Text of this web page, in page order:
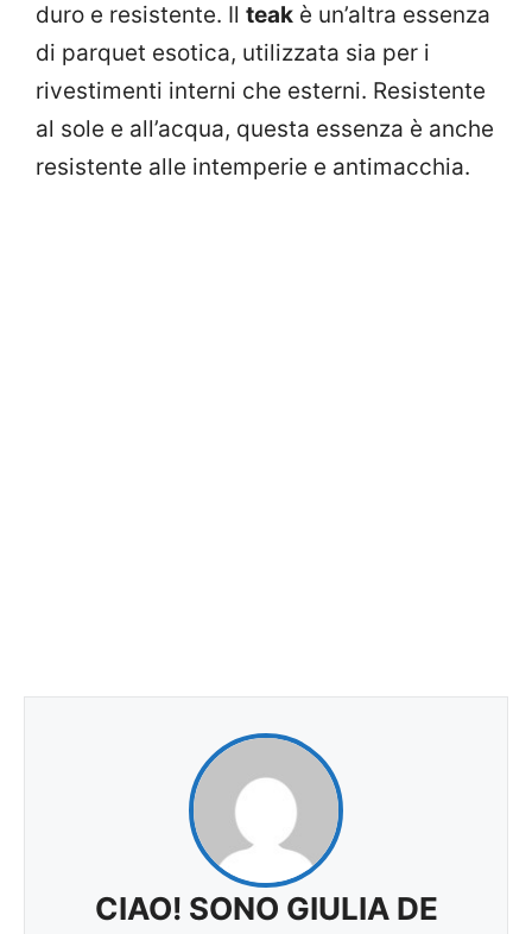
duro e resistente. Il teak è un’altra essenza
di parquet esotica, utilizzata sia per i
rivestimenti interni che esterni. Resistente
al sole e all’acqua, questa essenza è anche
resistente alle intemperie e antimacchia.
CIAO! SONO GIULIA DE